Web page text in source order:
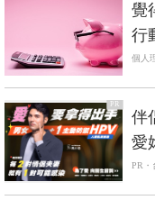
覺
行
個人
PR
伴
愛
PR・